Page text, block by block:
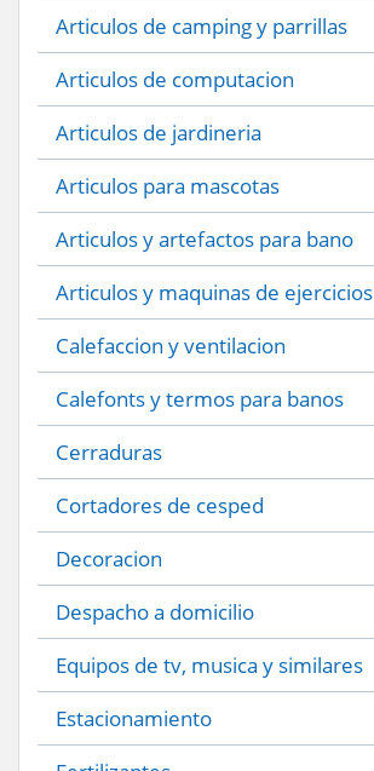
Articulos de camping y parrillas
Articulos de computacion
Articulos de jardineria
Articulos para mascotas
Articulos y artefactos para bano
Articulos y maquinas de ejercicios
Calefaccion y ventilacion
Calefonts y termos para banos
Cerraduras
Cortadores de cesped
Decoracion
Despacho a domicilio
Equipos de tv, musica y similares
Estacionamiento